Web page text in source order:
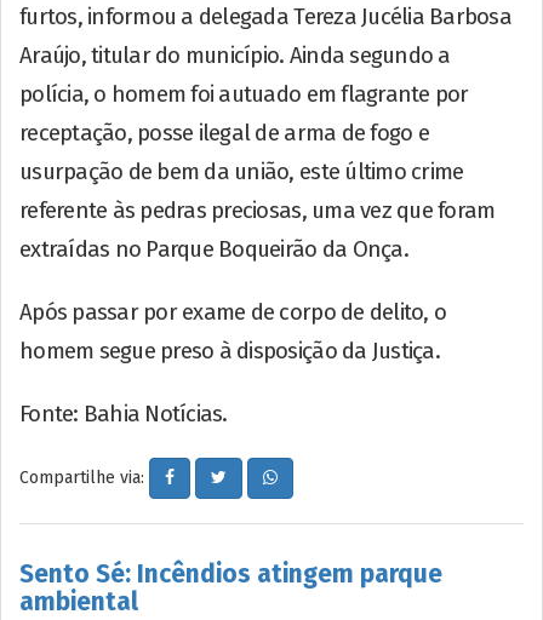
furtos, informou a delegada Tereza Jucélia Barbosa
Araújo, titular do município. Ainda segundo a
polícia, o homem foi autuado em flagrante por
receptação, posse ilegal de arma de fogo e
usurpação de bem da união, este último crime
referente às pedras preciosas, uma vez que foram
extraídas no Parque Boqueirão da Onça.
Após passar por exame de corpo de delito, o
homem segue preso à disposição da Justiça.
Fonte: Bahia Notícias.
Compartilhe via:
Sento Sé: Incêndios atingem parque
ambiental